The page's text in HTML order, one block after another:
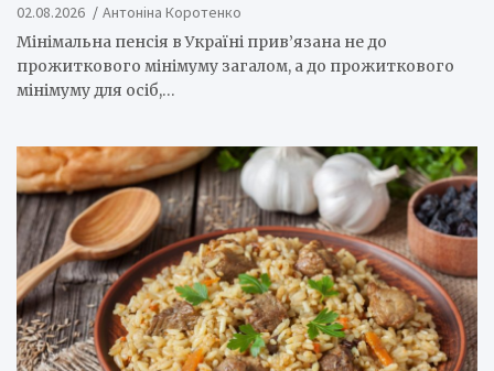
02.08.2026
Антоніна Коротенко
Мінімальна пенсія в Україні прив’язана не до
прожиткового мінімуму загалом, а до прожиткового
мінімуму для осіб,…